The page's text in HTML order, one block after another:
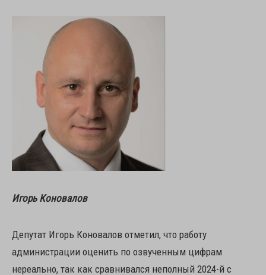
Игорь Коновалов
Депутат Игорь Коновалов отметил, что работу
администрации оценить по озвученным цифрам
нереально, так как сравнивался неполный 2024-й с